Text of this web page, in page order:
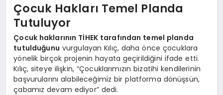
Çocuk Hakları Temel Planda
Tutuluyor
Çocuk haklarının TİHEK tarafından temel planda
tutulduğunu vurgulayan Kılıç, daha önce çocuklara
yönelik birçok projenin hayata geçirildiğini ifade etti.
Kılıç, siteye ilişkin, “Çocuklarımızın bizatihi kendilerinin
başvurularını alabileceğimiz bir platforma dönüşsün,
çabamız devam ediyor” dedi.